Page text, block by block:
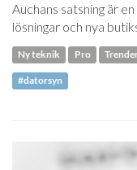
Auchans satsning är
lösningar och nya
Ny teknik Pro
#datorsyn